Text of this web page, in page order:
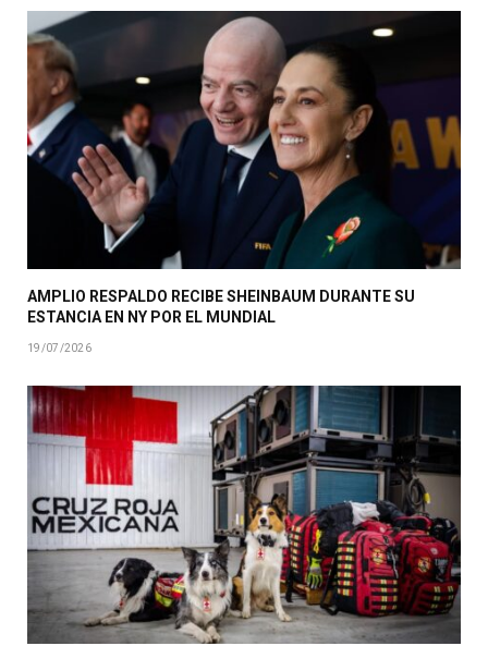
AMPLIO RESPALDO RECIBE SHEINBAUM DURANTE SU
ESTANCIA EN NY POR EL MUNDIAL
19/07/2026